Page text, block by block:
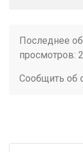
Последнее
просмотров:
Сообщить об